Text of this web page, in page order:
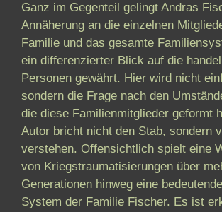
Ganz im Gegenteil gelingt Andras
Annäherung an die einzelnen
Familie und das gesamte
ein differenzierter Blick auf die
Personen gewährt. Hier wird nicht
sondern die Frage nach den
die diese Familienmitglieder geformt
Autor bricht nicht den Stab, sondern
verstehen. Offensichtlich spielt eine
von Kriegstraumatisierungen über
Generationen hinweg eine
System der Familie Fischer. Es ist